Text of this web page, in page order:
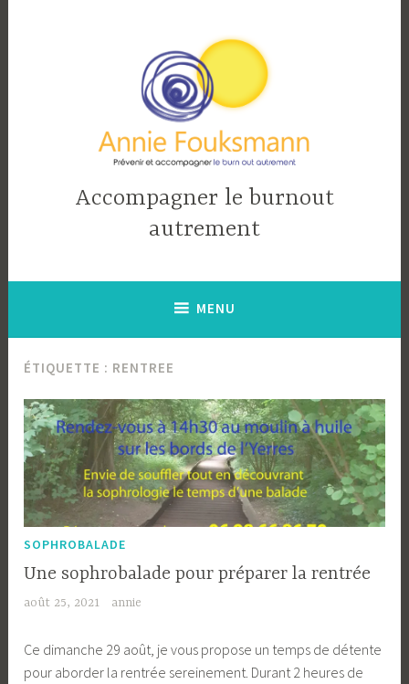
Accompagner le burnout
autrement
MENU
ÉTIQUETTE : RENTREE
SOPHROBALADE
Une sophrobalade pour préparer la rentrée
août 25, 2021 annie
Ce dimanche 29 août, je vous propose un temps de détente
pour aborder la rentrée sereinement. Durant 2 heures de